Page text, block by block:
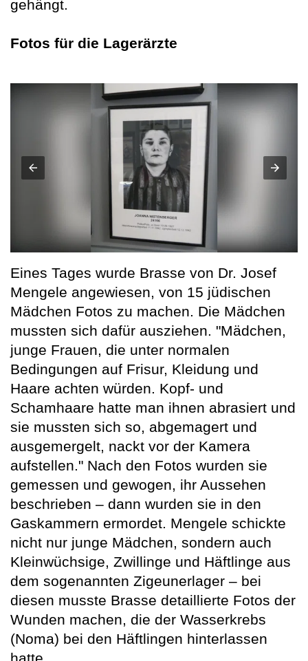
gehängt.
Fotos für die Lagerärzte
Eines Tages wurde Brasse von Dr. Josef
Mengele angewiesen, von 15 jüdischen
Mädchen Fotos zu machen. Die Mädchen
mussten sich dafür ausziehen. "Mädchen,
junge Frauen, die unter normalen
Bedingungen auf Frisur, Kleidung und
Haare achten würden. Kopf- und
Schamhaare hatte man ihnen abrasiert und
sie mussten sich so, abgemagert und
ausgemergelt, nackt vor der Kamera
aufstellen." Nach den Fotos wurden sie
gemessen und gewogen, ihr Aussehen
beschrieben – dann wurden sie in den
Gaskammern ermordet. Mengele schickte
nicht nur junge Mädchen, sondern auch
Kleinwüchsige, Zwillinge und Häftlinge aus
dem sogenannten Zigeunerlager – bei
diesen musste Brasse detaillierte Fotos der
Wunden machen, die der Wasserkrebs
(Noma) bei den Häftlingen hinterlassen